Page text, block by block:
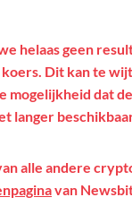
helaas geen
Dit kan te
mogelijkheid dat de
langer
alle andere
van